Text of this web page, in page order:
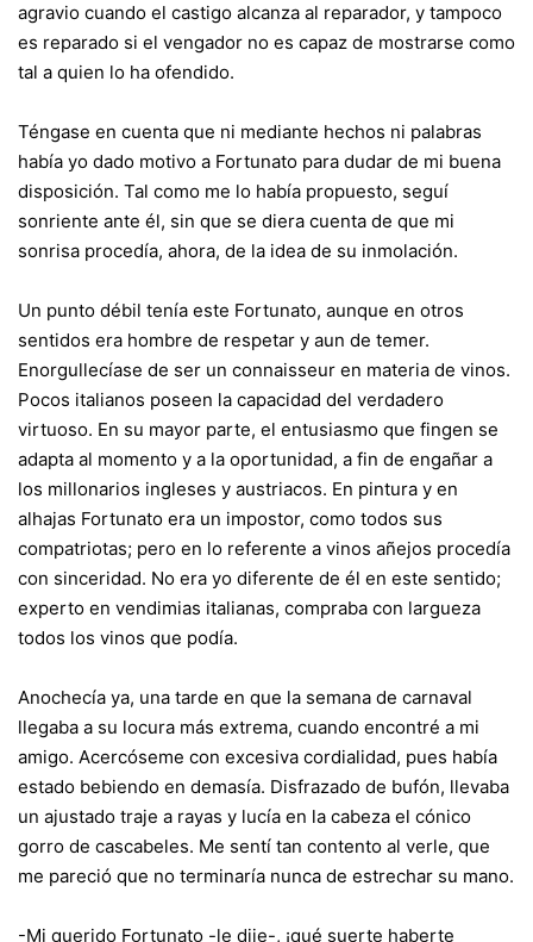
agravio cuando el castigo alcanza al reparador, y tampoco
es reparado si el vengador no es capaz de mostrarse como
tal a quien lo ha ofendido.
Téngase en cuenta que ni mediante hechos ni palabras
había yo dado motivo a Fortunato para dudar de mi buena
disposición. Tal como me lo había propuesto, seguí
sonriente ante él, sin que se diera cuenta de que mi
sonrisa procedía, ahora, de la idea de su inmolación.
Un punto débil tenía este Fortunato, aunque en otros
sentidos era hombre de respetar y aun de temer.
Enorgullecíase de ser un connaisseur en materia de vinos.
Pocos italianos poseen la capacidad del verdadero
virtuoso. En su mayor parte, el entusiasmo que fingen se
adapta al momento y a la oportunidad, a fin de engañar a
los millonarios ingleses y austriacos. En pintura y en
alhajas Fortunato era un impostor, como todos sus
compatriotas; pero en lo referente a vinos añejos procedía
con sinceridad. No era yo diferente de él en este sentido;
experto en vendimias italianas, compraba con largueza
todos los vinos que podía.
Anochecía ya, una tarde en que la semana de carnaval
llegaba a su locura más extrema, cuando encontré a mi
amigo. Acercóseme con excesiva cordialidad, pues había
estado bebiendo en demasía. Disfrazado de bufón, llevaba
un ajustado traje a rayas y lucía en la cabeza el cónico
gorro de cascabeles. Me sentí tan contento al verle, que
me pareció que no terminaría nunca de estrechar su mano.
-Mi querido Fortunato -le dije-, ¡qué suerte haberte